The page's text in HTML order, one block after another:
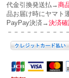
代金引換発送払→商
品お届け時にヤマト
PayPay決済→決済
－－－－－－－－－